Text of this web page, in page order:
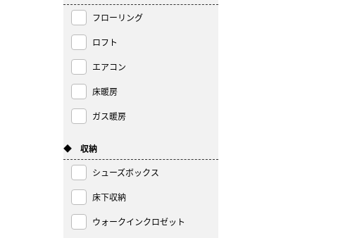
フローリング
ロフト
エアコン
床暖房
ガス暖房
◆ 収納
シューズボックス
床下収納
ウォークインクロゼット